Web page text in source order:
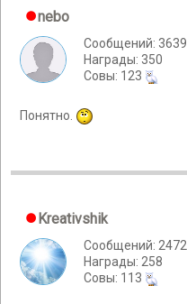
nebo
Сообщений: 3639
Награды: 350
Cовы: 123
Понятно.
Kreativshik
Сообщений: 2472
Награды: 258
Cовы: 113